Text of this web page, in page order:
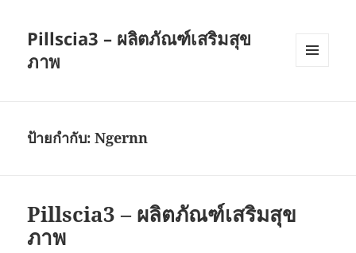
Pillscia3 – ผลิตภัณฑ์เสริมสุข
ภาพ
ป้ายกำกับ:Ngernn
Pillscia3 – ผลิตภัณฑ์เสริมสุข
ภาพ